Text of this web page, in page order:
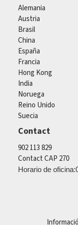
Alemania
Austria
Brasil
China
España
Francia
Hong Kong
India
Noruega
Reino Unido
Suecia
Contact
902 113 829
Contact CAP 270
Horario de